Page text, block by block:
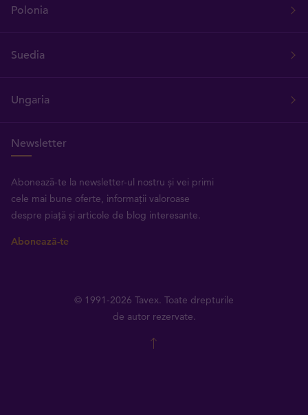
Polonia
Suedia
Ungaria
Newsletter
Abonează-te la newsletter-ul nostru și vei primi
cele mai bune oferte, informații valoroase
despre piață și articole de blog interesante.
Abonează-te
© 1991-2026 Tavex. Toate drepturile
de autor rezervate.